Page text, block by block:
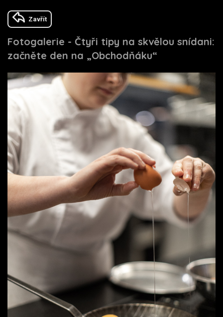
Zavřít
Fotogalerie - Čtyři tipy na skvělou snídani:
začněte den na „Obchodňáku“